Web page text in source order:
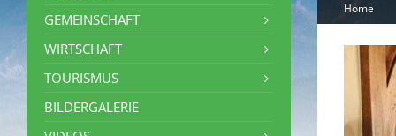
Home
GEMEINSCHAFT
WIRTSCHAFT
TOURISMUS
BILDERGALERIE